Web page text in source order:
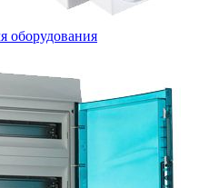
оборудования